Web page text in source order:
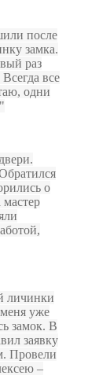
после
замка.
раз
все
одни
о
мастер
личинки
уже
замок. В
заявку
Провели
–